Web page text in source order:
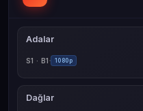
Adalar
S1 · B1 1080p
Dağlar